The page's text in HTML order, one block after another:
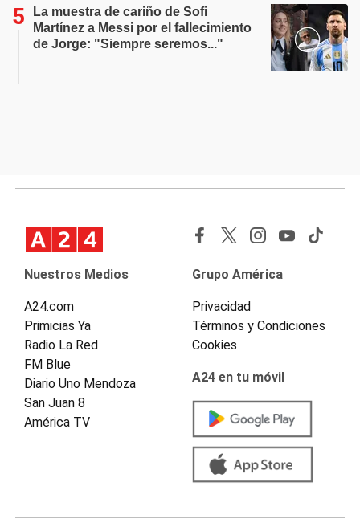
La muestra de cariño de Sofi
Martínez a Messi por el fallecimiento
de Jorge: "Siempre seremos..."
Nuestros Medios
A24.com
Primicias Ya
Radio La Red
FM Blue
Diario Uno Mendoza
San Juan 8
América TV
Grupo América
Privacidad
Términos y Condiciones
Cookies
A24 en tu móvil